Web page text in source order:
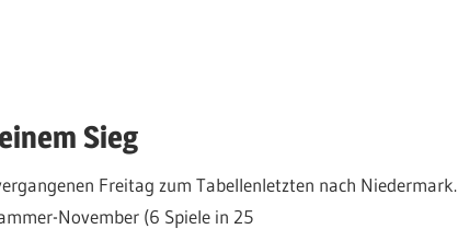
Sieg
Freitag zum Tabellenletzten nach Niedermark.
November (6 Spiele in 25